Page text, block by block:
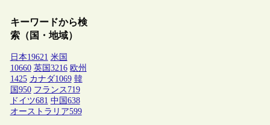
キーワードから検
索（国・地域）
日本19621 米国
10660 英国 3216 欧州
1425 カナダ1069 韓
国 950 フランス 719
ドイツ681 中国 638
オーストラリア599